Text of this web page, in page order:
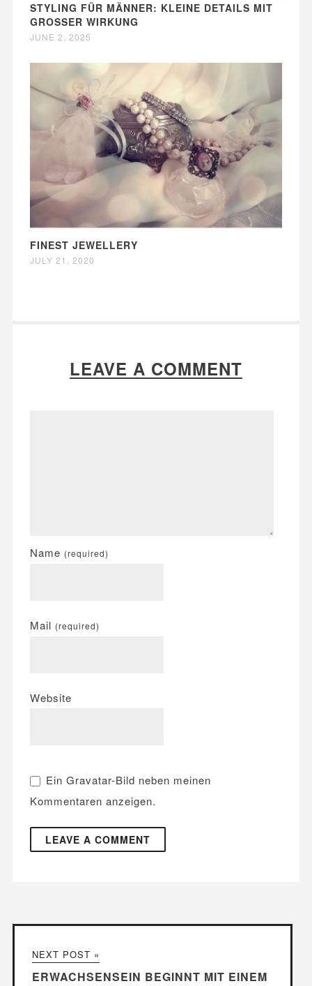
STYLING FÜR MÄNNER: KLEINE DETAILS MIT
GROSSER WIRKUNG
JUNE 2, 2025
FINEST JEWELLERY
JULY 21, 2020
LEAVE A COMMENT
Name (required)
Mail (required)
Website
Ein Gravatar-Bild neben meinen
Kommentaren anzeigen.
NEXT POST »
ERWACHSENSEIN BEGINNT MIT EINEM